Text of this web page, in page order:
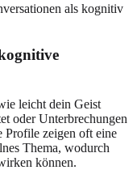
als kognitiv
leicht dein Geist
oder Unterbrechungen
Profile zeigen oft eine
Thema, wodurch
können.